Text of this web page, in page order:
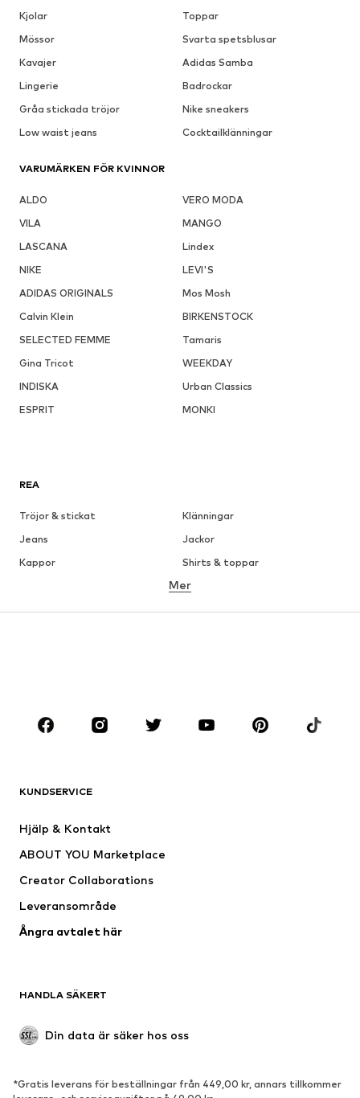
Kjolar
Toppar
Mössor
Svarta spetsblusar
Kavajer
Adidas Samba
Lingerie
Badrockar
Gråa stickada tröjor
Nike sneakers
Low waist jeans
Cocktailklänningar
VARUMÄRKEN FÖR KVINNOR
ALDO
VERO MODA
VILA
MANGO
LASCANA
Lindex
NIKE
LEVI'S
ADIDAS ORIGINALS
Mos Mosh
Calvin Klein
BIRKENSTOCK
SELECTED FEMME
Tamaris
Gina Tricot
WEEKDAY
INDISKA
Urban Classics
ESPRIT
MONKI
REA
Tröjor & stickat
Klänningar
Jeans
Jackor
Kappor
Shirts & toppar
Underkläder
Kjolar
Blusar & tunikor
Premium
Nytt
Underkläder
Kappor
Badkläder
Upcycling
Populärt
Mer
KUNDSERVICE
Hjälp & Kontakt
ABOUT YOU Marketplace
Creator Collaborations
Leveransområde
Ångra avtalet här
HANDLA SÄKERT
Din data är säker hos oss
*Gratis leverans för beställningar från 449,00 kr, annars tillkommer